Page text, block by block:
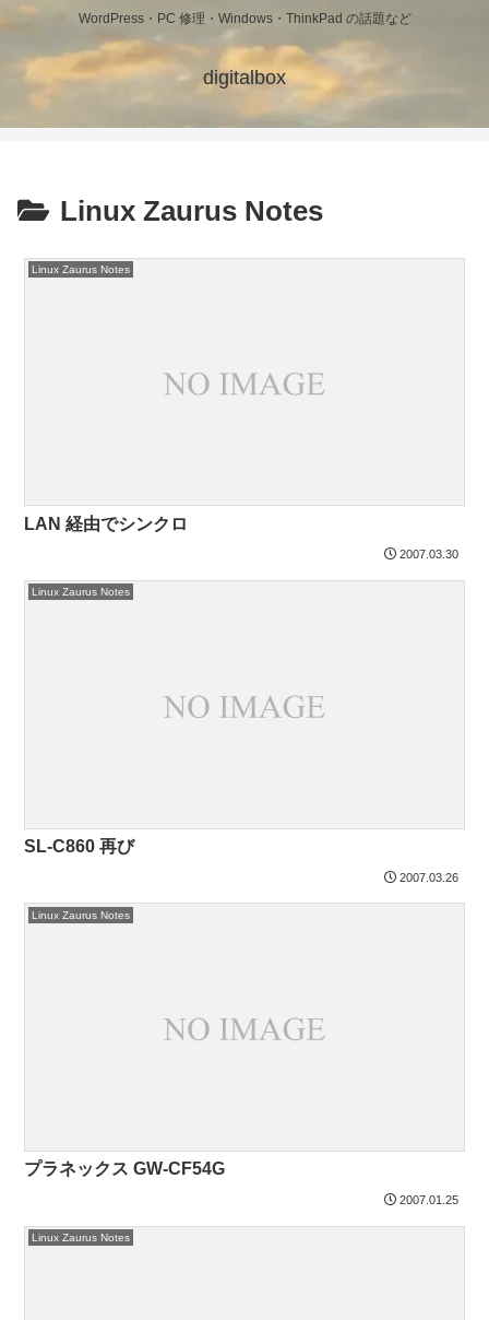
WordPress・PC 修理・Windows・ThinkPad の話題など
digitalbox
Linux Zaurus Notes
Linux Zaurus Notes
LAN 経由でシンクロ
2007.03.30
Linux Zaurus Notes
SL-C860 再び
2007.03.26
Linux Zaurus Notes
プラネックス GW-CF54G
2007.01.25
Linux Zaurus Notes